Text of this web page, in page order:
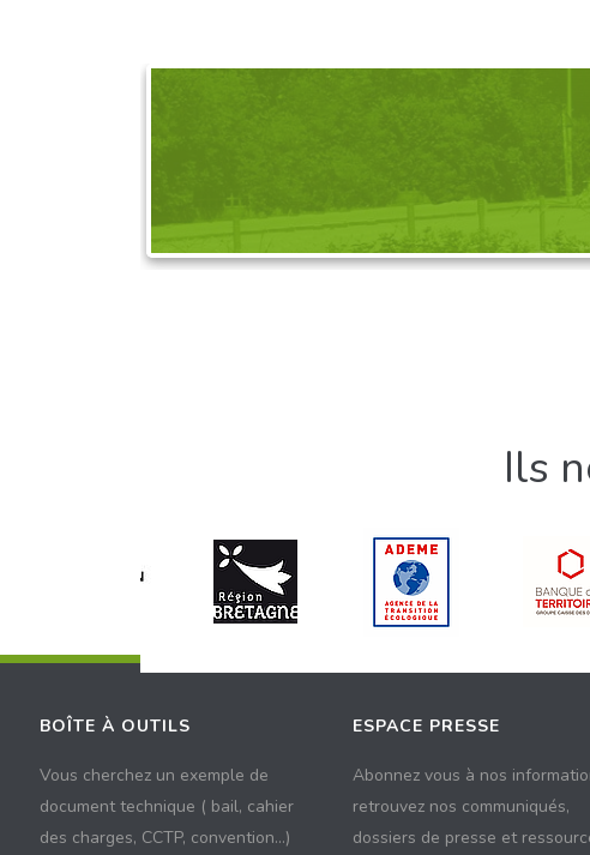
DEMANDEZ
Ils
BOÎTE À OUTILS
Vous cherchez un exemple de
document technique ( bail, cahier
des charges, CCTP, convention...)
ESPACE PRESSE
Abonnez vous à nos
retrouvez nos communiqués,
dossiers de presse et